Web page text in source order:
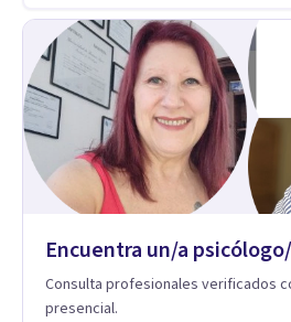
Encuentra un/a
Consulta profesionales verificados
presencial.